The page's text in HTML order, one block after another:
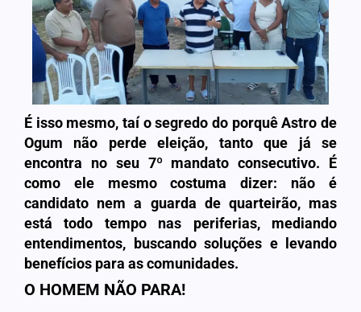
É isso mesmo, taí o segredo do porquê Astro de
Ogum não perde eleição, tanto que já se
encontra no seu 7º mandato consecutivo. É
como ele mesmo costuma dizer: não é
candidato nem a guarda de quarteirão, mas
está todo tempo nas periferias, mediando
entendimentos, buscando soluções e levando
benefícios para as comunidades.
O HOMEM NÃO PARA!